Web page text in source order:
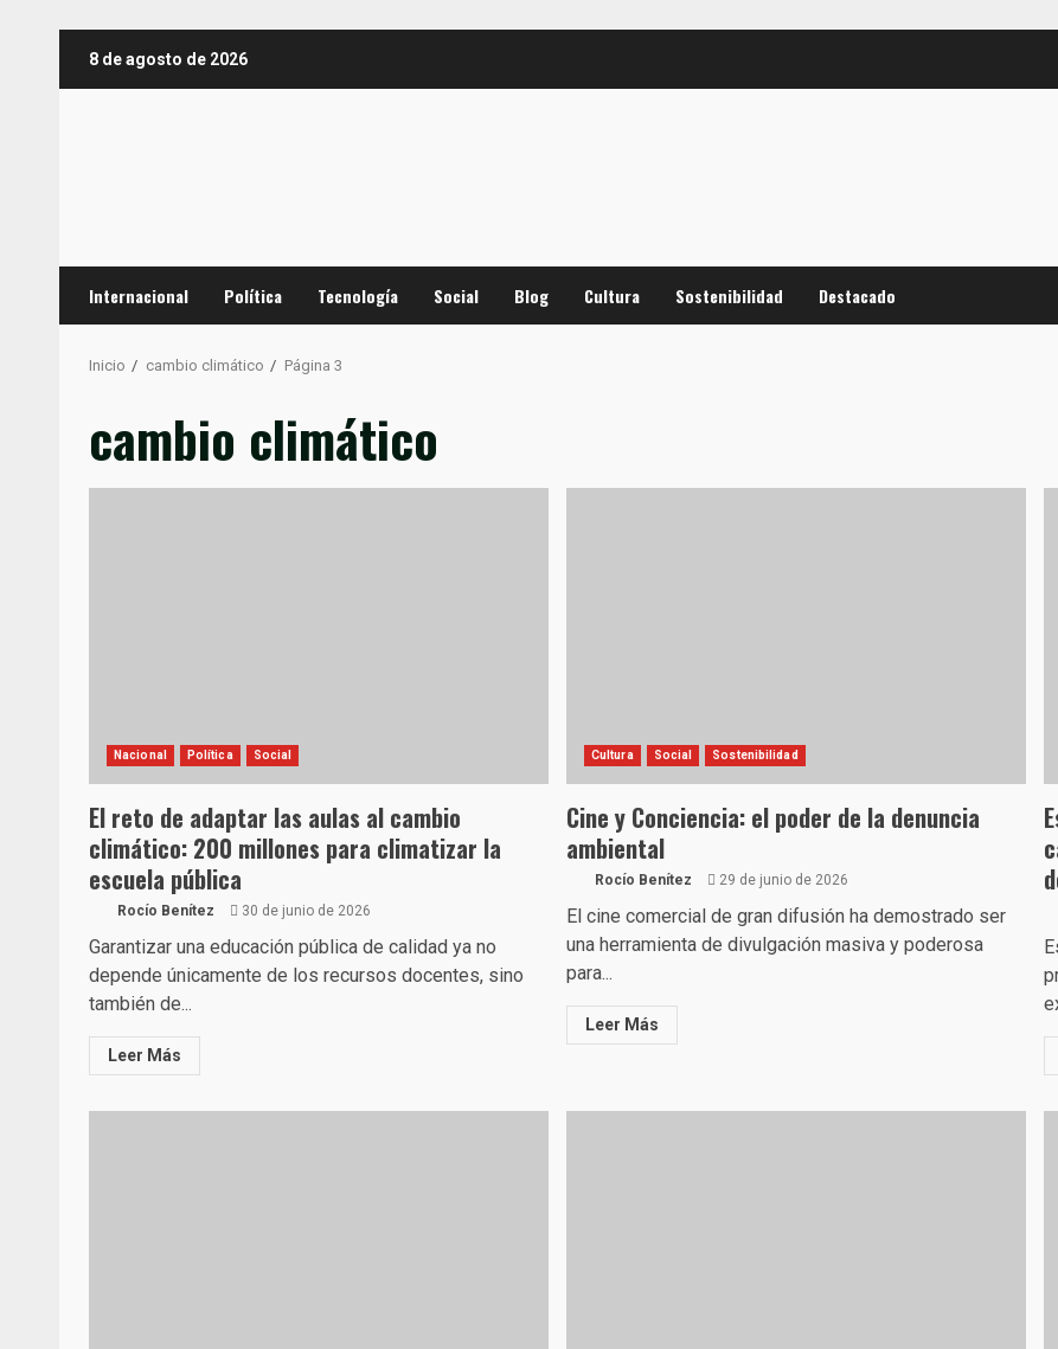
8 de agosto de 2026
Internacional Política Tecnología Social Blog Cultura Sostenibilidad Destacado
Inicio cambio climático Página 3
cambio climático
Nacional Política Social
El reto de adaptar las aulas al cambio
climático: 200 millones para climatizar la
escuela pública
Rocío Benítez 30 de junio de 2026
Garantizar una educación pública de calidad ya no
depende únicamente de los recursos docentes, sino
también de...
Leer Más
Cultura Social Sostenibilidad
Cine y Conciencia: el poder de la denuncia
ambiental
Rocío Benítez 29 de junio de 2026
El cine comercial de gran difusión ha demostrado ser
una herramienta de divulgación masiva y poderosa
para...
Leer Más